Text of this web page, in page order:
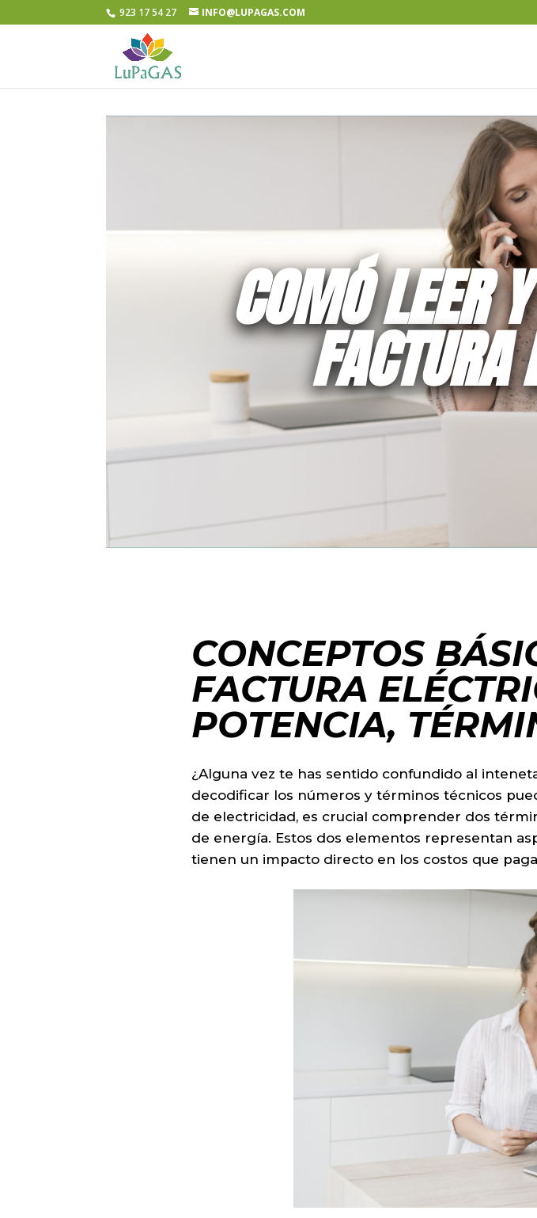
923 17 54 27 INFO@LUPAGAS.COM
COMÓ LEER
FACTURA
CONCEPTOS
FACTURA
POTENCIA,
¿Alguna vez te has sentido confundido al
decodificar los números y términos técnicos
de electricidad, es crucial comprender dos
de energía. Estos dos elementos representan
tienen un impacto directo en los costos que